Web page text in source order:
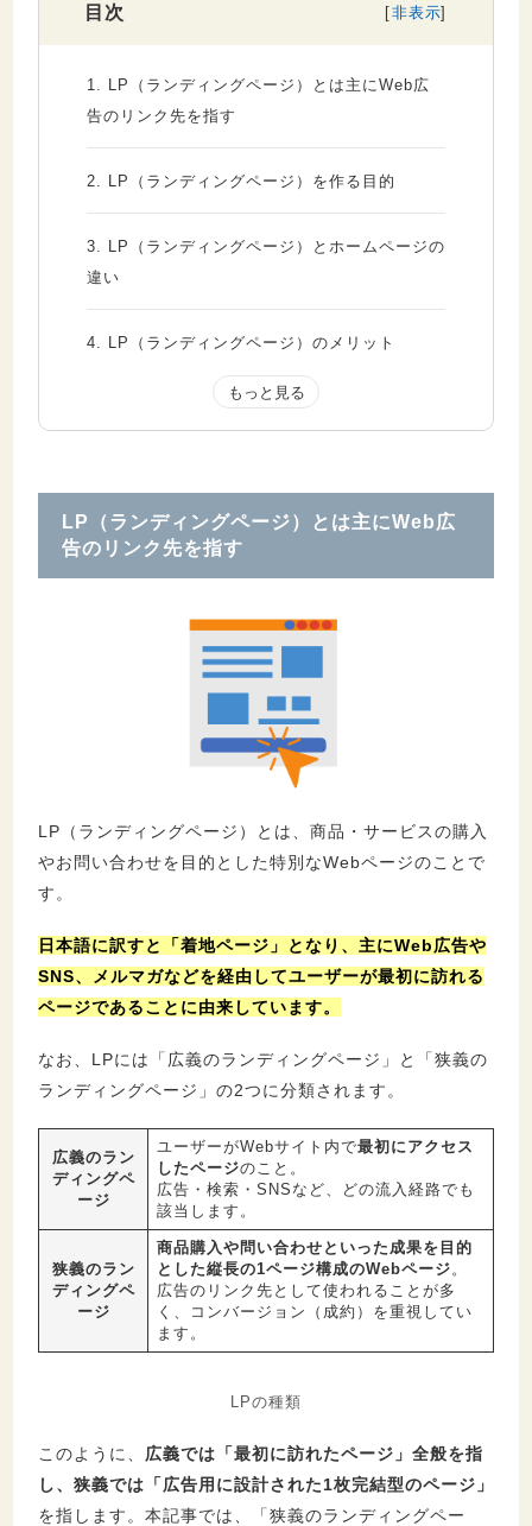
目次
1.
LP（ランディングページ）とは主にWeb広
告のリンク先を指す
2. LP（ランディングページ）を作る目的
3.
LP（ランディングページ）とホームページの
違い
4. LP（ランディングページ）のメリット
成約率の向上が見込める
5. LP（ランディングページ）のデメリット
制作コストがかかる
SEO評価が上がりにくい
LP（ランディングページ）の構成要素
7.1.ターゲットを明確に設定する
7.2.構成を作成する
8.成果が出るLPを作成する3つのポイント
8.1.ファーストビューにこだわる
8.2.
ユーザー視点を意識する
8.3.スマホ対応させる
9.LP（ランディングページ）を効果的に運用す
る3つのコツ
9.1.A/Bテストを行ってCTAを最適化する
9.2.
自社で更新ができるようにする
9.3.
データ分析を基にLPOを行う
10.1.ベネフィット（利益）を重視して伝える
10.2. コンプライアンスを守る
LP（ランディングページ）とは主にWeb広
告のリンク先を指す
LP（ランディングページ）とは、商品・サービスの購入
やお問い合わせを目的とした特別なWebページのことで
す。
日本語に訳すと「着地ページ」となり、主にWeb広告や
SNS、メルマガなどを経由してユーザーが最初に訪れる
ページであることに由来しています。
なお、LPには「広義のランディングページ」と「狭義の
ランディングページ」の2つに分類されます。
広義のラン
ディングペ
ージ
ユーザーがWebサイト内で最初にアクセス
したページのこと。
広告・検索・SNSなど、どの流入経路でも
該当します。
狭義のラン
ディングペ
ージ
商品購入や問い合わせといった成果を目的
とした縦長の1ページ構成のWebページ 。
広告のリンク先として使われることが多
く、コンバージョン（成約）を重視してい
ます。
LPの種類
このように、 広義では「最初に訪れたページ」全般を指
し、狭義では「広告用に設計された1枚完結型のページ」
を指します。本記事では、「狭義のランディングペー